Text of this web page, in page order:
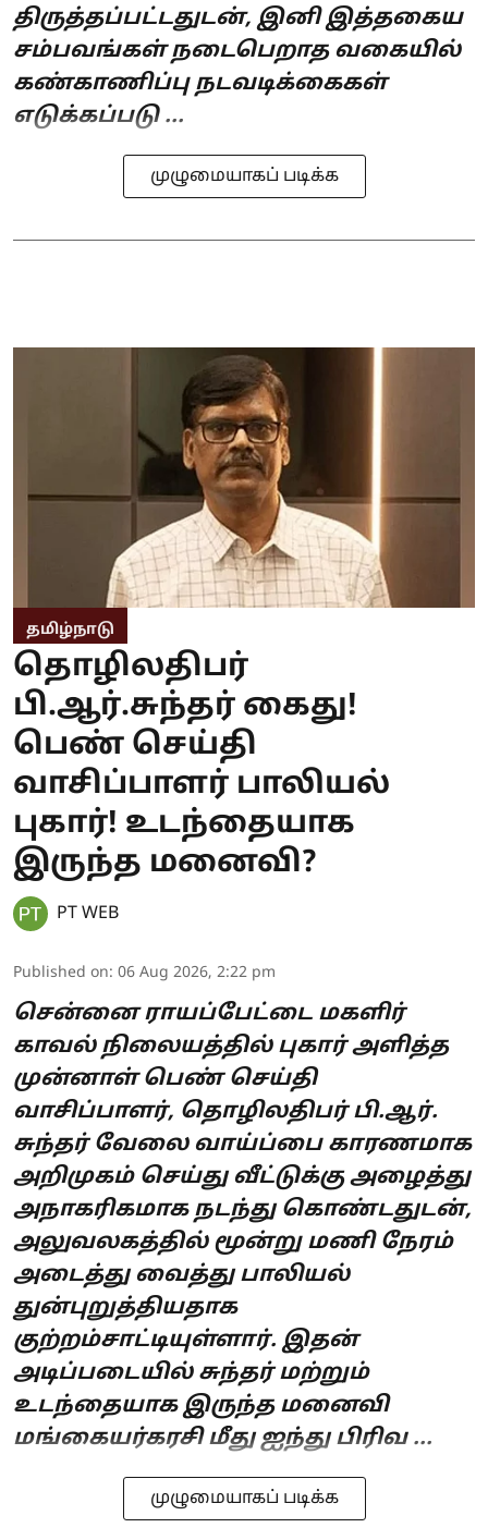
திருத்தப்பட்டதுடன், இனி இத்தகைய
சம்பவங்கள் நடைபெறாத வகையில்
கண்காணிப்பு நடவடிக்கைகள்
எடுக்கப்படு ...
முழுமையாகப் படிக்க
தமிழ்நாடு
தொழிலதிபர்
பி.ஆர்.சுந்தர் கைது!
பெண் செய்தி
வாசிப்பாளர் பாலியல்
புகார்! உடந்தையாக
இருந்த மனைவி?
PT WEB
Published on: 06 Aug 2026, 2:22 pm
சென்னை ராயப்பேட்டை மகளிர்
காவல் நிலையத்தில் புகார் அளித்த
முன்னாள் பெண் செய்தி
வாசிப்பாளர், தொழிலதிபர் பி.ஆர்.
சுந்தர் வேலை வாய்ப்பை காரணமாக
அறிமுகம் செய்து வீட்டுக்கு அழைத்து
அநாகரிகமாக நடந்து கொண்டதுடன்,
அலுவலகத்தில் மூன்று மணி நேரம்
அடைத்து வைத்து பாலியல்
துன்புறுத்தியதாக
குற்றம்சாட்டியுள்ளார். இதன்
அடிப்படையில் சுந்தர் மற்றும்
உடந்தையாக இருந்த மனைவி
மங்கையர்கரசி மீது ஐந்து பிரிவ ...
முழுமையாகப் படிக்க